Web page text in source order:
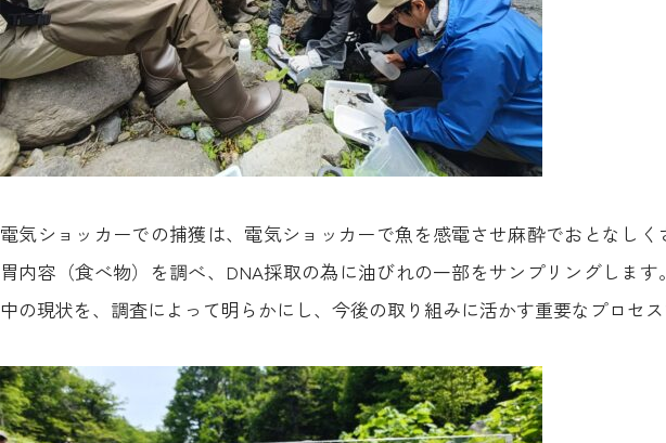
電気ショッカーでの捕獲は、電気ショッカーで魚を感電させ麻酔でおとなし
胃内容（食べ物）を調べ、DNA採取の為に油びれの一部をサンプリングしま
中の現状を、調査によって明らかにし、今後の取り組みに活かす重要なプロセス